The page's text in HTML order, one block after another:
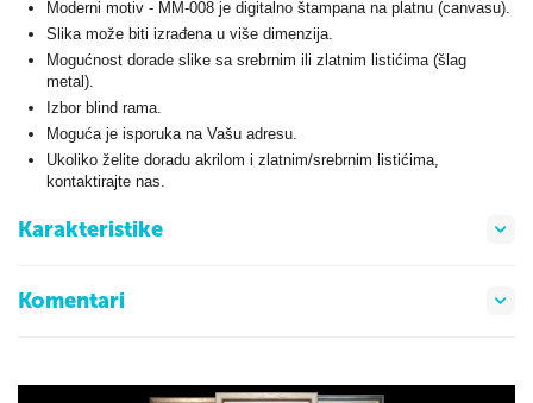
Moderni motiv - MM-008 je digitalno štampana na platnu (canvasu).
Slika može biti izrađena u više dimenzija.
Mogućnost dorade slike sa srebrnim ili zlatnim listićima (šlag
metal).
Izbor blind rama.
Moguća je isporuka na Vašu adresu.
Ukoliko želite doradu akrilom i zlatnim/srebrnim listićima,
kontaktirajte nas.
Karakteristike
Komentari